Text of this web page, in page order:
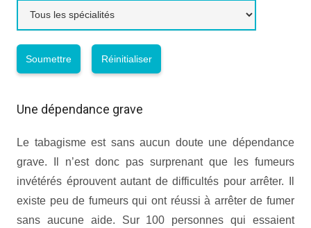
Une dépendance grave
Le tabagisme est sans aucun doute une dépendance
grave. Il n’est donc pas surprenant que les fumeurs
invétérés éprouvent autant de difficultés pour arrêter. Il
existe peu de fumeurs qui ont réussi à arrêter de fumer
sans aucune aide. Sur 100 personnes qui essaient